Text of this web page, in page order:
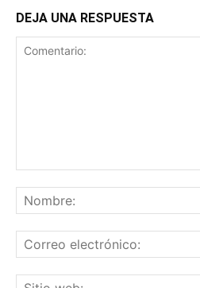
DEJA UNA RESPUESTA